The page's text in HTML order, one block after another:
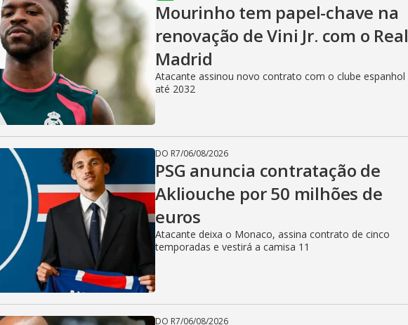
Mourinho tem papel-chave na
renovação de Vini Jr. com o Real
Madrid
Atacante assinou novo contrato com o clube espanhol
até 2032
DO R7/06/08/2026
PSG anuncia contratação de
Akliouche por 50 milhões de
euros
Atacante deixa o Monaco, assina contrato de cinco
temporadas e vestirá a camisa 11
DO R7/06/08/2026